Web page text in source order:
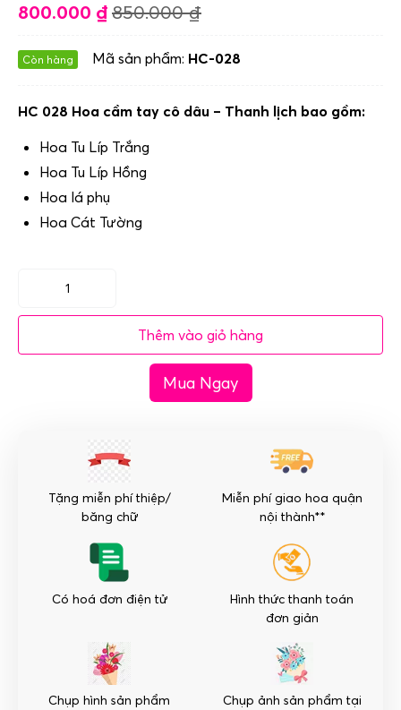
800.000 ₫ 850.000₫
Còn hàng Mã sản phẩm: HC-028
HC 028 Hoa cầm tay cô dâu – Thanh lịch bao gồm:
Hoa Tu Líp Trắng
Hoa Tu Líp Hồng
Hoa lá phụ
Hoa Cát Tường
HC
028
Thanh
Thêm vào giỏ hàng
Mua Ngay
Tặng miễn phí thiệp/
băng chữ
Miễn phí giao hoa quận
nội thành**
Có hoá đơn điện tử
Hình thức thanh toán
đơn giản
Chụp hình sản phẩm
Chụp ảnh sản phẩm tại